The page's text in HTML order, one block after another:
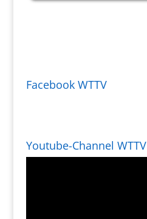
Facebook WTTV
Youtube-Channel WTTV